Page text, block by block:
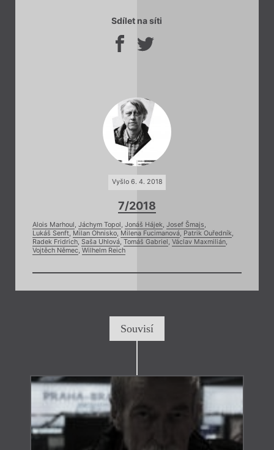
Sdílet na síti
Vyšlo 6. 4. 2018
7/2018
Alois Marhoul, Jáchym Topol, Jonáš Hájek, Josef Šmajs,
Lukáš Senft, Milan Ohnisko, Milena Fucimanová, Patrik Ouředník,
Radek Fridrich, Saša Uhlová, Tomáš Gabriel, Václav Maxmilián,
Vojtěch Němec, Wilhelm Reich
Souvisí